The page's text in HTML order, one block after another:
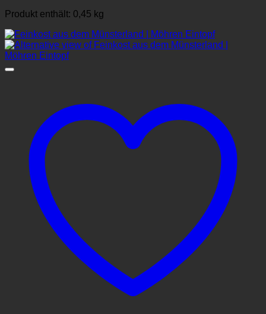
Produkt enthält: 0,45 kg